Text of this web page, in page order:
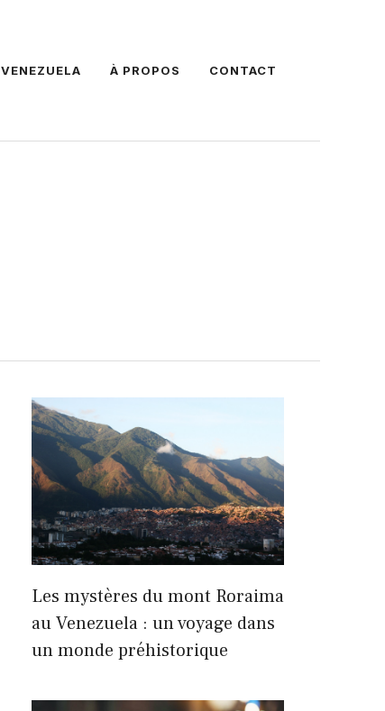
VENEZUELA À PROPOS CONTACT
Les mystères du mont Roraima
au Venezuela : un voyage dans
un monde préhistorique